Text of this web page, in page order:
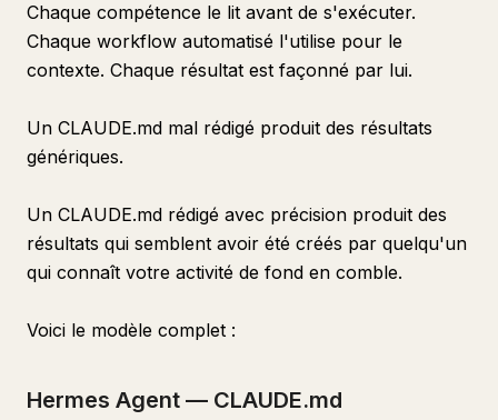
Chaque compétence le lit avant de s'exécuter.
Chaque workflow automatisé l'utilise pour le
contexte. Chaque résultat est façonné par lui.
Un CLAUDE.md mal rédigé produit des résultats
génériques.
Un CLAUDE.md rédigé avec précision produit des
résultats qui semblent avoir été créés par quelqu'un
qui connaît votre activité de fond en comble.
Voici le modèle complet :
Hermes Agent — CLAUDE.md